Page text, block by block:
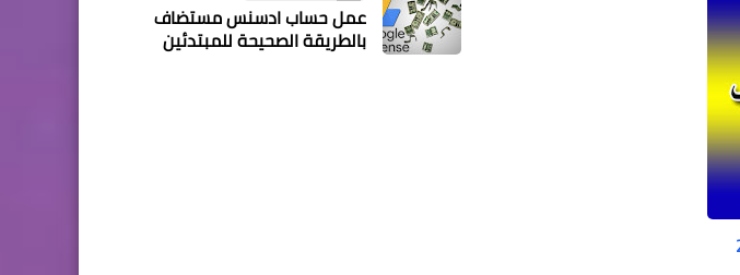
عمل حساب ادسنس مستضاف
بالطريقة الصحيحة للمبتدئين